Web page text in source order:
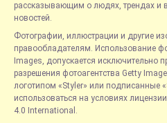
рассказывающим о людях, трендах и
новостей.
Фотографии, иллюстрации и другие
правообладателям. Использование
Images, допускается исключительно
разрешения фотоагентства Getty
логотипом «Styler» или подписанные
использоваться на условиях
4.0 International.